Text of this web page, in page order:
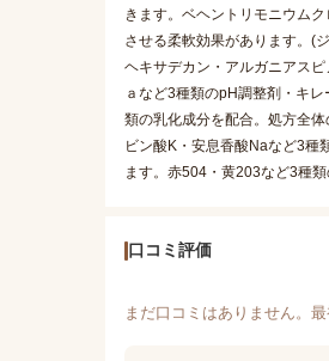
きます。ベヘントリモニウム
させる柔軟効果があります。(
ヘキサデカン・アルガニアス
ａなど3種類のpH調整剤・キ
類の乳化成分を配合。処方全
ビン酸K・安息香酸Naなど3種
ます。赤504・黄203など3種
口コミ評価
まだ口コミはありません。